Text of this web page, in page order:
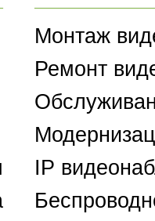
Монтаж
Ремонт
IP